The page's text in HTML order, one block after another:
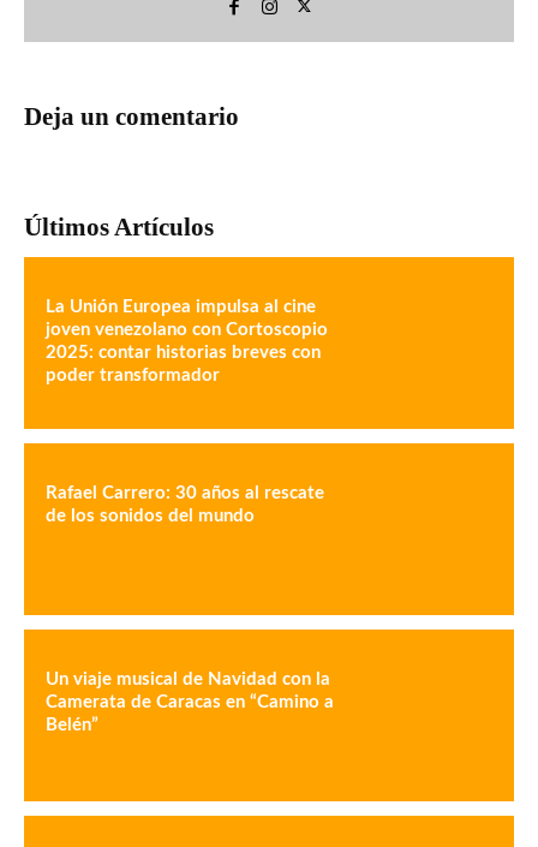
Deja un comentario
Últimos Artículos
La Unión Europea impulsa al cine
joven venezolano con Cortoscopio
2025: contar historias breves con
poder transformador
Rafael Carrero: 30 años al rescate
de los sonidos del mundo
Un viaje musical de Navidad con la
Camerata de Caracas en “Camino a
Belén”